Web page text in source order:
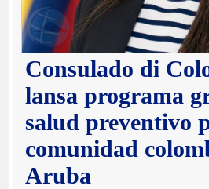
Consulado di
lansa programa
salud preventivo
comunidad
Aruba